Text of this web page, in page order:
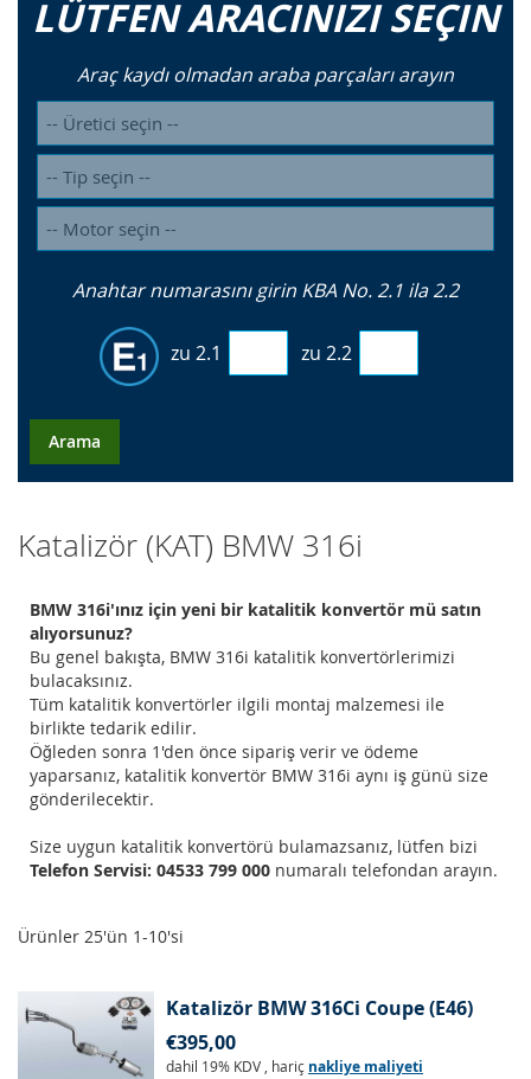
LÜTFEN ARACINIZI SEÇIN
Araç kaydı olmadan araba parçaları arayın
Anahtar numarasını girin KBA No. 2.1 ila 2.2
zu 2.1 zu 2.2
Arama
Katalizör (KAT) BMW 316i
BMW 316i'ınız için yeni bir katalitik konvertör mü satın
alıyorsunuz?
Bu genel bakışta, BMW 316i katalitik konvertörlerimizi
bulacaksınız.
Tüm katalitik konvertörler ilgili montaj malzemesi ile
birlikte tedarik edilir.
Öğleden sonra 1'den önce sipariş verir ve ödeme
yaparsanız, katalitik konvertör BMW 316i aynı iş günü size
gönderilecektir.
Size uygun katalitik konvertörü bulamazsanız, lütfen bizi
Telefon Servisi: 04533 799 000 numaralı telefondan arayın.
Ürünler 25'ün 1-10'si
Katalizör BMW 316Ci Coupe (E46)
€395,00
dahil 19% KDV , hariç nakliye maliyeti